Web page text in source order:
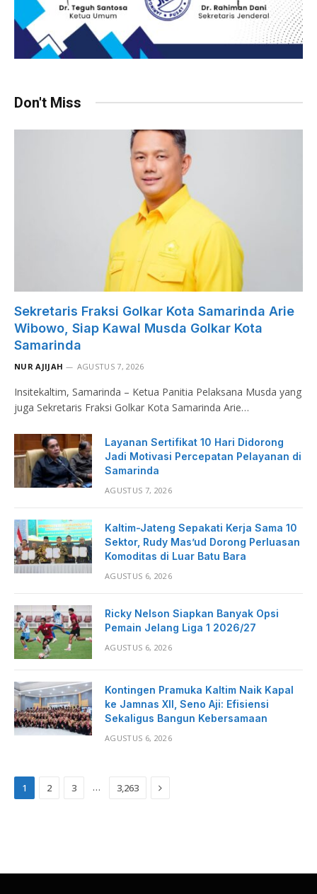
Don't Miss
Sekretaris Fraksi Golkar Kota Samarinda Arie
Wibowo, Siap Kawal Musda Golkar Kota
Samarinda
NUR AJIJAH AGUSTUS 7, 2026
Insitekaltim, Samarinda – Ketua Panitia Pelaksana Musda yang
juga Sekretaris Fraksi Golkar Kota Samarinda Arie…
Layanan Sertifikat 10 Hari Didorong
Jadi Motivasi Percepatan Pelayanan di
Samarinda
AGUSTUS 7, 2026
Kaltim-Jateng Sepakati Kerja Sama 10
Sektor, Rudy Mas’ud Dorong Perluasan
Komoditas di Luar Batu Bara
AGUSTUS 6, 2026
Ricky Nelson Siapkan Banyak Opsi
Pemain Jelang Liga 1 2026/27
AGUSTUS 6, 2026
Kontingen Pramuka Kaltim Naik Kapal
ke Jamnas XII, Seno Aji: Efisiensi
Sekaligus Bangun Kebersamaan
AGUSTUS 6, 2026
1 2 3 … 3,263 Next